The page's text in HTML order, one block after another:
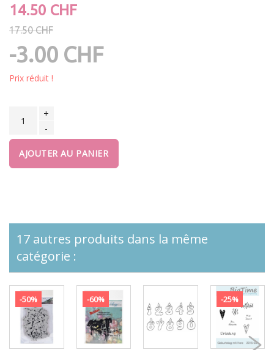
14.50 CHF
17.50 CHF
-3.00 CHF
Prix réduit !
+
-
AJOUTER AU PANIER
17 autres produits dans la même
catégorie :
-50% -60% -25%